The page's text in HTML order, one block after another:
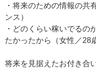
・将来のための情報の共
ンス）
・どのくらい稼いでるの
たかったから（女性／28
将来を見据えたお付き合